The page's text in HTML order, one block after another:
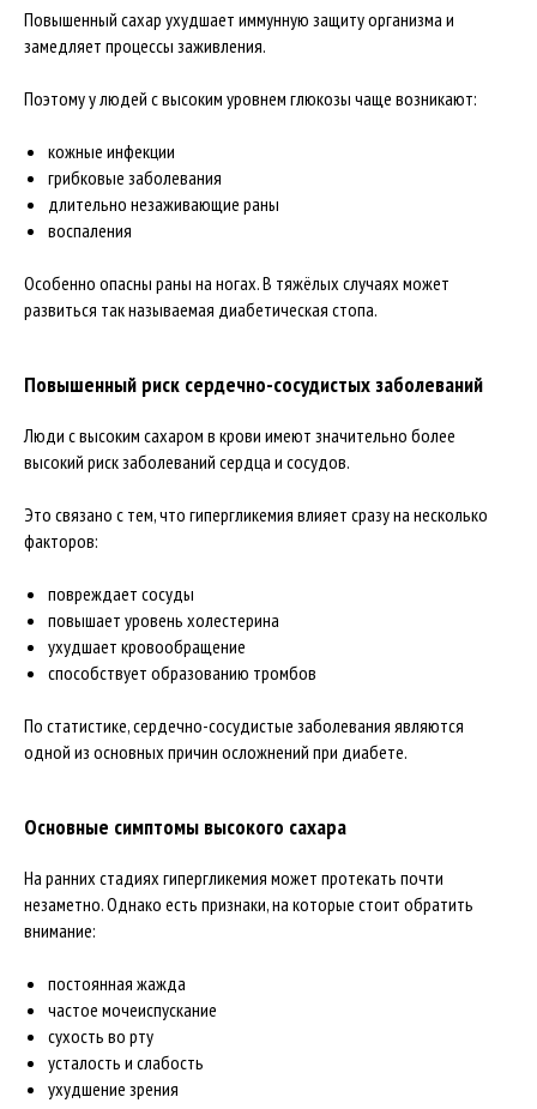
Повышенный сахар ухудшает иммунную защиту организма и
замедляет процессы заживления.
Поэтому у людей с высоким уровнем глюкозы чаще возникают:
кожные инфекции
грибковые заболевания
длительно незаживающие раны
воспаления
Особенно опасны раны на ногах. В тяжёлых случаях может
развиться так называемая диабетическая стопа.
Повышенный риск сердечно-сосудистых заболеваний
Люди с высоким сахаром в крови имеют значительно более
высокий риск заболеваний сердца и сосудов.
Это связано с тем, что гипергликемия влияет сразу на несколько
факторов:
повреждает сосуды
повышает уровень холестерина
ухудшает кровообращение
способствует образованию тромбов
По статистике, сердечно-сосудистые заболевания являются
одной из основных причин осложнений при диабете.
Основные симптомы высокого сахара
На ранних стадиях гипергликемия может протекать почти
незаметно. Однако есть признаки, на которые стоит обратить
внимание:
постоянная жажда
частое мочеиспускание
сухость во рту
усталость и слабость
ухудшение зрения